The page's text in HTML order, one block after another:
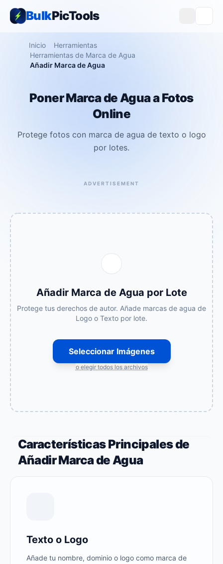
BulkPicTools
Inicio
Herramientas
Herramientas de Marca de Agua
Añadir Marca de Agua
Poner Marca de Agua a Fotos
Online
Protege fotos con marca de agua de texto o logo
por lotes.
ADVERTISEMENT
Añadir Marca de Agua por Lote
Protege tus derechos de autor. Añade marcas de agua de
Logo o Texto por lote.
Seleccionar Imágenes
o elegir todos los archivos
Características Principales de
Añadir Marca de Agua
Texto o Logo
Añade tu nombre, dominio o logo como marca de